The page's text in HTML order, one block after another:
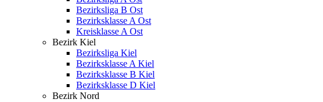
Bezirksliga B Ost
Bezirksklasse A Ost
Kreisklasse A Ost
Bezirk Kiel
Bezirksliga Kiel
Bezirksklasse A Kiel
Bezirksklasse B Kiel
Bezirksklasse D Kiel
Bezirk Nord